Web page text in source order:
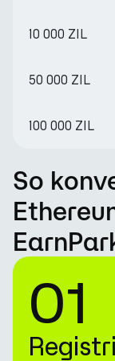
10 000 ZIL
50 000 ZIL
100 000 ZIL
So
01